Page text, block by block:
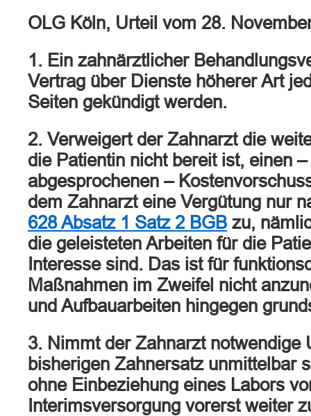
OLG Köln, Urteil vom 28.
1. Ein zahnärztlicher
Vertrag über Dienste höherer Art
Seiten gekündigt werden.
2. Verweigert der Zahnarzt die
die Patientin nicht bereit ist, einen
abgesprochenen –
dem Zahnarzt eine Vergütung nur
628 Absatz 1 Satz 2 BGB zu,
die geleisteten Arbeiten für die
Interesse sind. Das ist für
Maßnahmen im Zweifel nicht
und Aufbauarbeiten hingegen
3. Nimmt der Zahnarzt notwendige
bisherigen Zahnersatz unmittelbar
ohne Einbeziehung eines Labors
Interimsversorgung vorerst weiter